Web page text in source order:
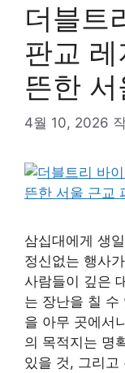
더블트
판교
뜬한
4월 10, 2026
삼십대에게 생
정신없는 행사
사람들이 깊은
는 장난을 칠 수
을 아무 곳에서
의 목적지는 명
있을 것, 그리고